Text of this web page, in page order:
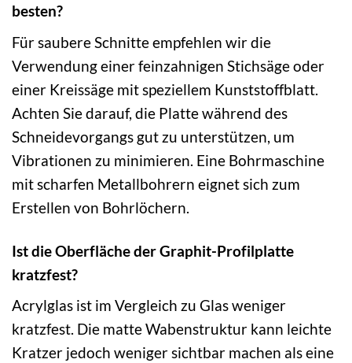
besten?
Für saubere Schnitte empfehlen wir die
Verwendung einer feinzahnigen Stichsäge oder
einer Kreissäge mit speziellem Kunststoffblatt.
Achten Sie darauf, die Platte während des
Schneidevorgangs gut zu unterstützen, um
Vibrationen zu minimieren. Eine Bohrmaschine
mit scharfen Metallbohrern eignet sich zum
Erstellen von Bohrlöchern.
Ist die Oberfläche der Graphit-Profilplatte
kratzfest?
Acrylglas ist im Vergleich zu Glas weniger
kratzfest. Die matte Wabenstruktur kann leichte
Kratzer jedoch weniger sichtbar machen als eine